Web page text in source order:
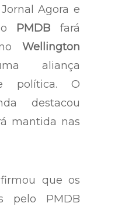
Agora e
PMDB fará
Wellington
aliança
política. O
destacou
mantida nas
que os
pelo PMDB